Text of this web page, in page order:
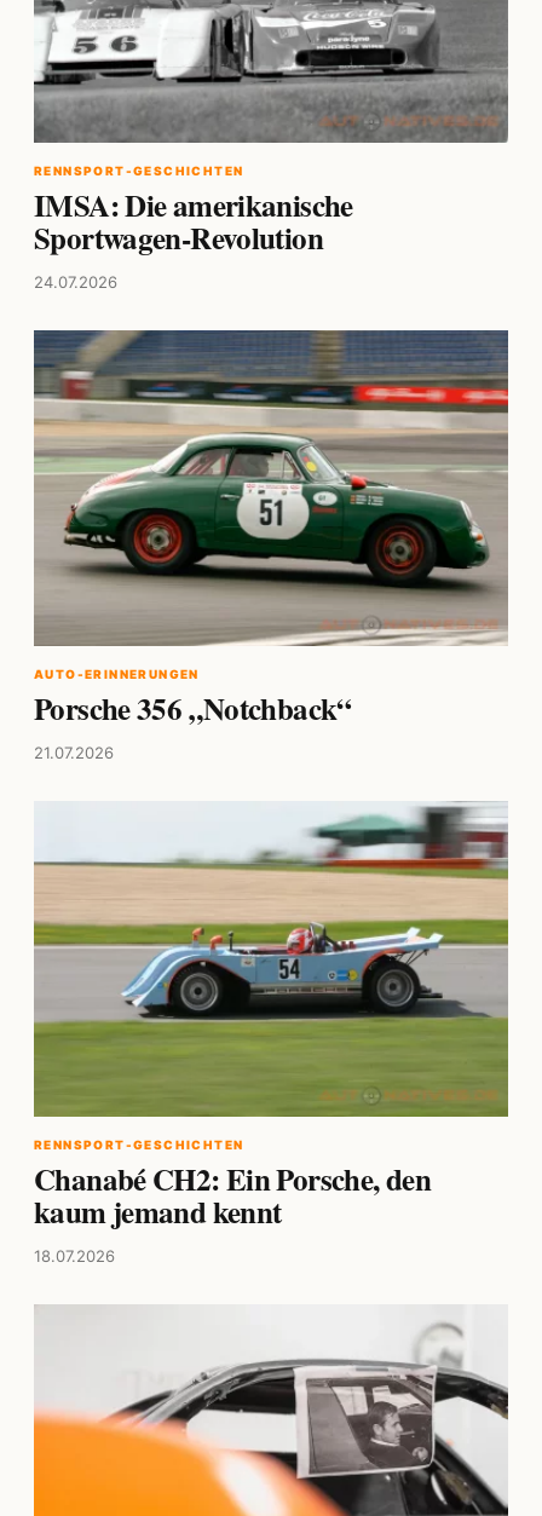
RENNSPORT-GESCHICHTEN
IMSA: Die amerikanische
Sportwagen-Revolution
24.07.2026
AUTO-ERINNERUNGEN
Porsche 356 „Notchback“
21.07.2026
RENNSPORT-GESCHICHTEN
Chanabé CH2: Ein Porsche, den
kaum jemand kennt
18.07.2026